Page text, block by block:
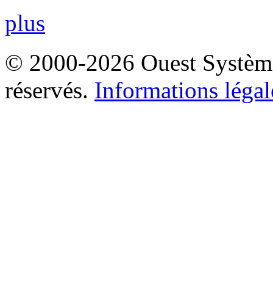
plus
© 2000-2026 Ouest
réservés. Informations